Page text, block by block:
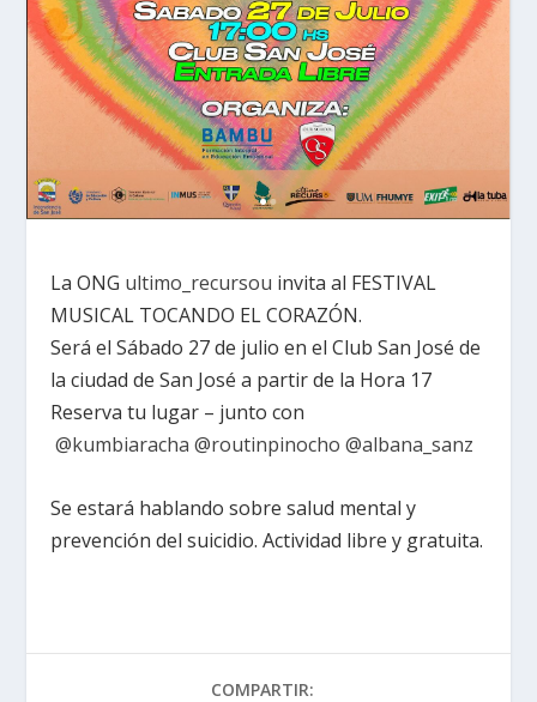
La ONG ultimo_recursou invita al FESTIVAL
MUSICAL TOCANDO EL CORAZÓN.
Será el Sábado 27 de julio en el Club San José de
la ciudad de San José a partir de la Hora 17
Reserva tu lugar – junto con
@kumbiaracha @routinpinocho @albana_sanz
Se estará hablando sobre salud mental y
prevención del suicidio. Actividad libre y gratuita.
COMPARTIR: